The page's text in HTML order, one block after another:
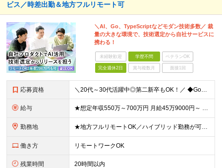
ビス／時差出勤＆地方フルリモート可
＼AI、Go、TypeScriptなどモダン技術多数／ 裁
量の大きな環境で、技術選定から自社サービスに
携わる！
未経験歓迎 学歴不問 ベテランOK
完全週休2日 賞与複数月 面接1回
応募資格 ＼20代～30代活躍中◎第二新卒もOK！／ ◆GoまたはTypeScriptでの開発経験3年以上 ◆要件定義・仕様策定のご経験 ◆学歴不問 ～このような方にオススメです～ ・開発部の行動指針に共感し
給与 ★想定年収550万～700万円 月給45万9000円～ ※上記には固定残業代：11万9480円(固定残業時間45時間/月)を含みます ※超過分は別途支給します ※試用期間3ヵ月あり。期間中の給与・待
勤務地 ★地方フルリモートOK／ハイブリッド勤務が可能！ ★完全自社内勤務／客先常駐一切なし ◆東京都渋谷区南平台町16-28 Daiwa渋谷スクエア 3階 ※(変更の範囲)上記を除く当社関連勤務地
働き方 リモートワークOK
残業時間 20時間以内